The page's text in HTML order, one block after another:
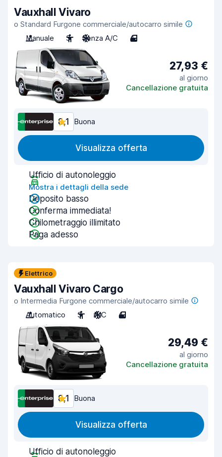
Vauxhall Vivaro
o Standard Furgone commerciale/autocarro simile
Manuale
3 Senza A/C 4
27,93 €
al giorno
Cancellazione gratuita
8,1 Buona
Visualizza offerta
Ufficio di autonoleggio
Mostra i dettagli della sede
Deposito basso
Conferma immediata!
Chilometraggio illimitato
Paga adesso
Elettrico
Vauxhall Vivaro Cargo
o Intermedia Furgone commerciale/autocarro simile
Automatico
3 A/C 4
29,49 €
al giorno
Cancellazione gratuita
8,1 Buona
Visualizza offerta
Ufficio di autonoleggio